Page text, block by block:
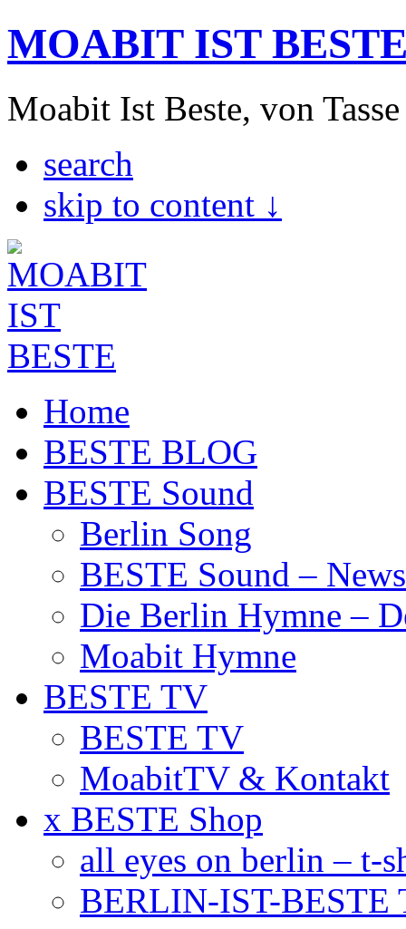
MOABIT IST
Moabit Ist Beste, von
search
skip to content ↓
Home
BESTE BLOG
BESTE Sound
Berlin Song
BESTE Sound –
Die Berlin Hymne –
Moabit Hymne
BESTE TV
BESTE TV
MoabitTV & Kontakt
x BESTE Shop
all eyes on berlin – t-
BERLIN-IST-BESTE